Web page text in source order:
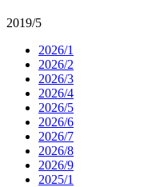
2019/5
2026/1
2026/2
2026/3
2026/4
2026/5
2026/6
2026/7
2026/8
2026/9
2025/1